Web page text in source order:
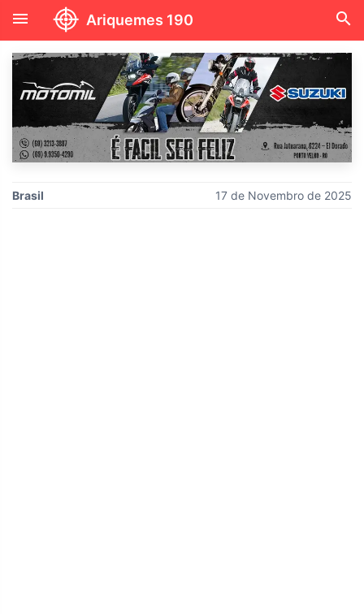
menu Ariquemes 190 search
Brasil 17 de Novembro de 2025